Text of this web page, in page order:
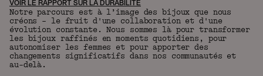
VOIR LE RAPPORT SUR LA DURABILITÉ
Notre parcours est à l’image des bijoux que nous
créons – le fruit d'une collaboration et d'une
évolution constante. Nous sommes là pour transformer
les bijoux raffinés en moments quotidiens, pour
autonomiser les femmes et pour apporter des
changements significatifs dans nos communautés et
au-delà.